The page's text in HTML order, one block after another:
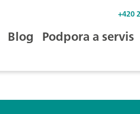
+420
Blog Podpora a servis